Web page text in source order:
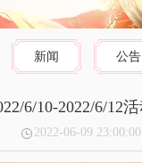
新闻 公告
6/10-2022/6/12
2022-06-09 23:00:00